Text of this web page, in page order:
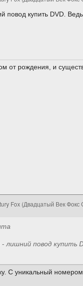
повод купить DVD. Ведь
от рождения, и
Fox (Двадцатый Век Фокс
- лишний повод купить
С уникальный